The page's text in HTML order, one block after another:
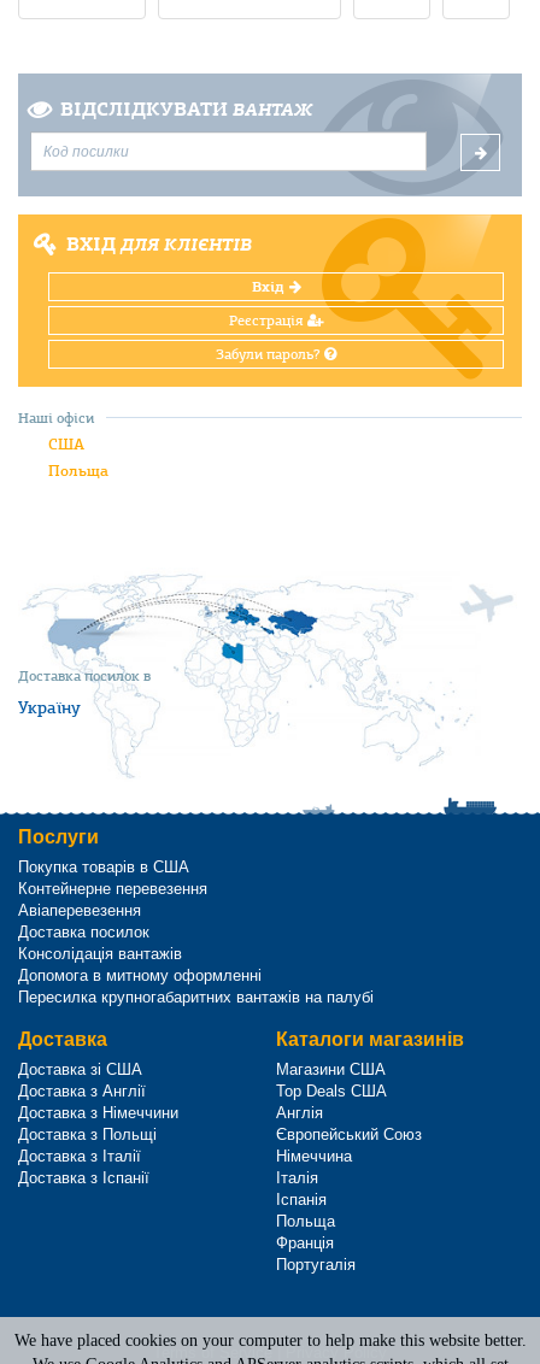
ВІДСЛІДКУВАТИ ВАНТАЖ
ВХІДДЛЯ КЛІЄНТІВ
Вхід
Реєстрація
Забули пароль?
Доставка посилок в
Україну
Наші офіси
США
Польща
Послуги
Покупка товарів в США
Контейнерне перевезення
Авіаперевезення
Доставка посилок
Консолідація вантажів
Допомога в митному оформленні
Пересилка крупногабаритних вантажів на палубі
Доставка
Доставка зі США
Доставка з Англії
Доставка з Німеччини
Доставка з Польщі
Доставка з Італії
Доставка з Іспанії
Каталоги магазинів
Магазини США
Top Deals США
Англія
Європейський Союз
Німеччина
Італія
Іспанія
Польща
Франція
Португалія
Terms of Service Privacy Policy
We have placed cookies on your computer to help make this website better.